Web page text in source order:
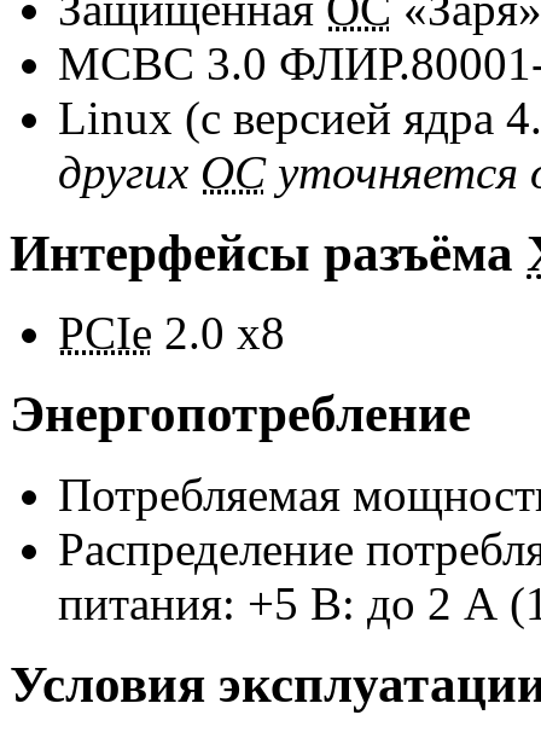
МСВС 3.0
Linux (c версией ядра
других ОСуточняется
Интерфейсы разъёма
PCIe 2.0 x8
Энергопотребление
Потребляемая
Распределение
питания: +5 В: до 2 А
Условия